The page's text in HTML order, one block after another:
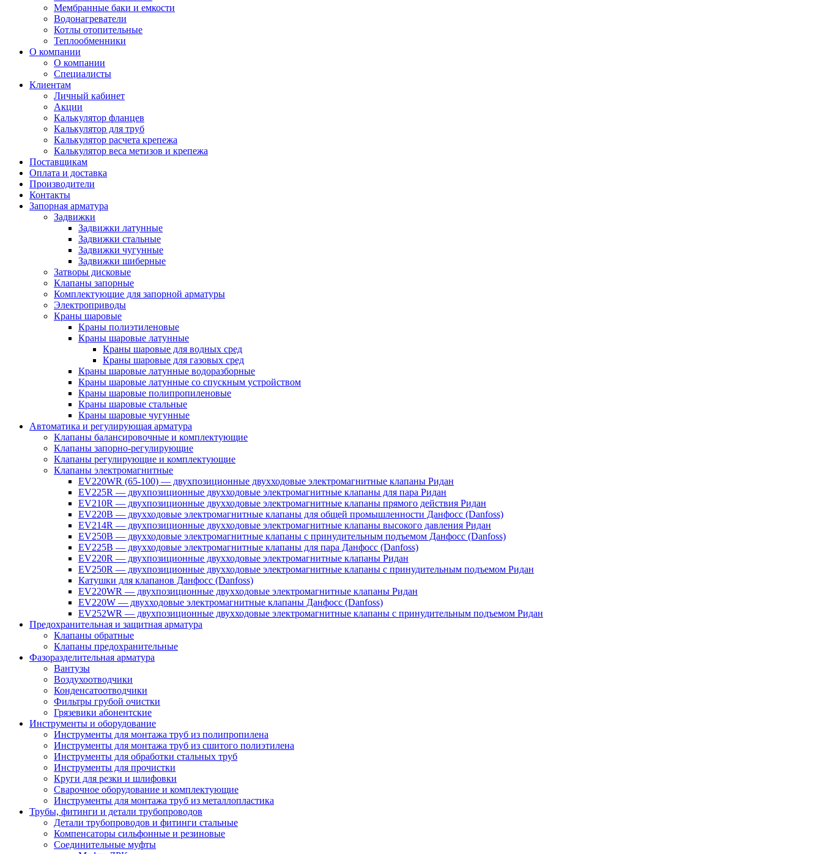
Мембранные баки и емкости
Водонагреватели
Котлы отопительные
Теплообменники
О компании
О компании
Специалисты
Клиентам
Личный кабинет
Акции
Калькулятор фланцев
Калькулятор для труб
Калькулятор расчета крепежа
Калькулятор веса метизов и крепежа
Поставщикам
Оплата и доставка
Производители
Контакты
Запорная арматура
Задвижки
Задвижки латунные
Задвижки стальные
Задвижки чугунные
Задвижки шиберные
Затворы дисковые
Клапаны запорные
Комплектующие для запорной арматуры
Электроприводы
Краны шаровые
Краны полиэтиленовые
Краны шаровые латунные
Краны шаровые для водных сред
Краны шаровые для газовых сред
Краны шаровые латунные водоразборные
Краны шаровые латунные со спускным устройством
Краны шаровые полипропиленовые
Краны шаровые стальные
Краны шаровые чугунные
Автоматика и регулирующая арматура
Клапаны балансировочные и комплектующие
Клапаны запорно-регулирующие
Клапаны регулирующие и комплектующие
Клапаны электромагнитные
EV220WR (65-100) — двухпозиционные двухходовые электромагнитные клапаны Ридан
EV225R — двухпозиционные двухходовые электромагнитные клапаны для пара Ридан
EV210R — двухпозиционные двухходовые электромагнитные клапаны прямого действия Ридан
EV220B — двухходовые электромагнитные клапаны для общей промышленности Данфосс (Danfoss)
EV214R — двухпозиционные двухходовые электромагнитные клапаны высокого давления Ридан
EV250B — двухходовые электромагнитные клапаны с принудительным подъемом Данфосс (Danfoss)
EV225B — двухходовые электромагнитные клапаны для пара Данфосс (Danfoss)
EV220R — двухпозиционные двухходовые электромагнитные клапаны Ридан
EV250R — двухпозиционные двухходовые электромагнитные клапаны с принудительным подъемом Ридан
Катушки для клапанов Данфосс (Danfoss)
EV220WR — двухпозиционные двухходовые электромагнитные клапаны Ридан
EV220W — двухходовые электромагнитные клапаны Данфосс (Danfoss)
EV252WR — двухпозиционные двухходовые электромагнитные клапаны с принудительным подъемом Ридан
Предохранительная и защитная арматура
Клапаны обратные
Клапаны предохранительные
Фазоразделительная арматура
Вантузы
Воздухоотводчики
Конденсатоотводчики
Фильтры грубой очистки
Грязевики абонентские
Инструменты и оборудование
Инструменты для монтажа труб из полипропилена
Инструменты для монтажа труб из сшитого полиэтилена
Инструменты для обработки стальных труб
Инструменты для прочистки
Круги для резки и шлифовки
Сварочное оборудование и комплектующие
Инструменты для монтажа труб из металлопластика
Трубы, фитинги и детали трубопроводов
Детали трубопроводов и фитинги стальные
Компенсаторы сильфонные и резиновые
Соединительные муфты